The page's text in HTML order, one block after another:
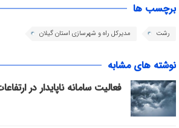
برچسب ها
رشت مدیرکل راه و شهرسازی استان گیلان
نوشته های مشابه
فعالیت سامانه ناپایدار در